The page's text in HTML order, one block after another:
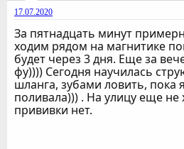
17.07.2020
За пятнадцать минут
ходим рядом на магнитике
будет через 3 дня. Еще за
фу)))) Сегодня научилась
шланга, зубами ловить, пока
поливала))) . На улицу еще не
прививки нет.